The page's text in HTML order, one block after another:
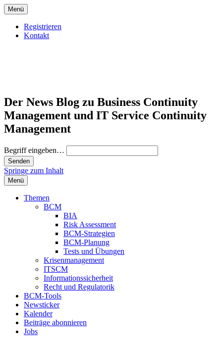
Menü
Registrieren
Kontakt
Der News Blog zu Business Continuity
Management und IT Service Continuity
Management
Begriff eingeben…
Springe zum Inhalt
Menü
Themen
BCM
BIA
Risk Assessment
BCM-Strategien
BCM-Planung
Tests und Übungen
Krisenmanagement
ITSCM
Informationssicherheit
Recht und Regulatorik
BCM-Tools
Newsticker
Kalender
Beiträge abonnieren
Jobs